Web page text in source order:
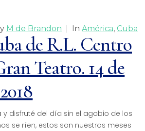
M de Brandon In América, Cuba
de R.L. Centro
Teatro. 14 de
disfruté del día sin el agobio de los
se ríen, estos son nuestros meses